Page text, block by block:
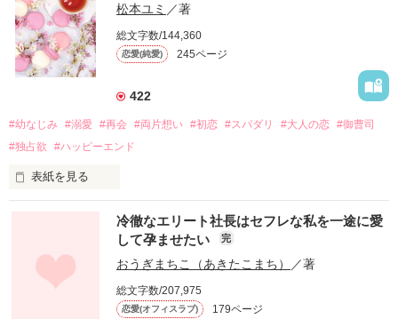
松本ユミ ／著
総文字数/144,360
恋愛(純愛) 245ページ
422
#幼なじみ #溺愛 #再会 #両片想い #初恋 #スパダリ #大人の恋 #御曹司
#独占欲
#ハッピーエンド
表紙を見る
幼なじみの哲平に淡い恋心を抱いていた美桜。
しかし、ある出来事をきっかけに二人の関係は壊れてしまう。
関係修復もできないまま、美桜は両親の離婚によって
引っ越すことになり、哲平とも離れ離れになった。
冷徹なエリート社長はセフレな私を一途に愛
して孕ませたい
完
おうぎまちこ（あきたこまち） ／著
総文字数/207,975
恋愛(オフィスラブ) 179ページ